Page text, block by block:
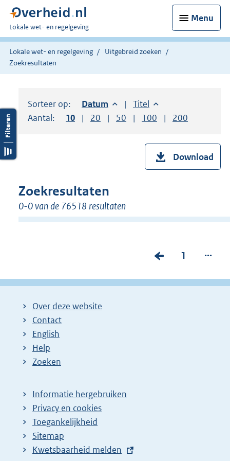
Menu
U
bent
hier:
Lokale wet- en regelgeving
Lokale wet- en regelgeving
Uitgebreid zoeken
Zoekresultaten
Sorteer op: Sorteer op:
Datum aflopendSorteer op:
Titel oplopend
Aantal:
Toon
10 resultaten per pagina
Toon
20 resultaten per pagina
Toon
50 resultaten per pagina
Toon
100 resultaten per
Toon
200
Download
Zoekresultaten
0-0 van de 76518 resultaten
V
r
P
g
1 ...
Over deze website
Contact
English
Help
Zoeken
Informatie hergebruiken
Privacy en cookies
Toegankelijkheid
Sitemap
E
Kwetsbaarheid melden